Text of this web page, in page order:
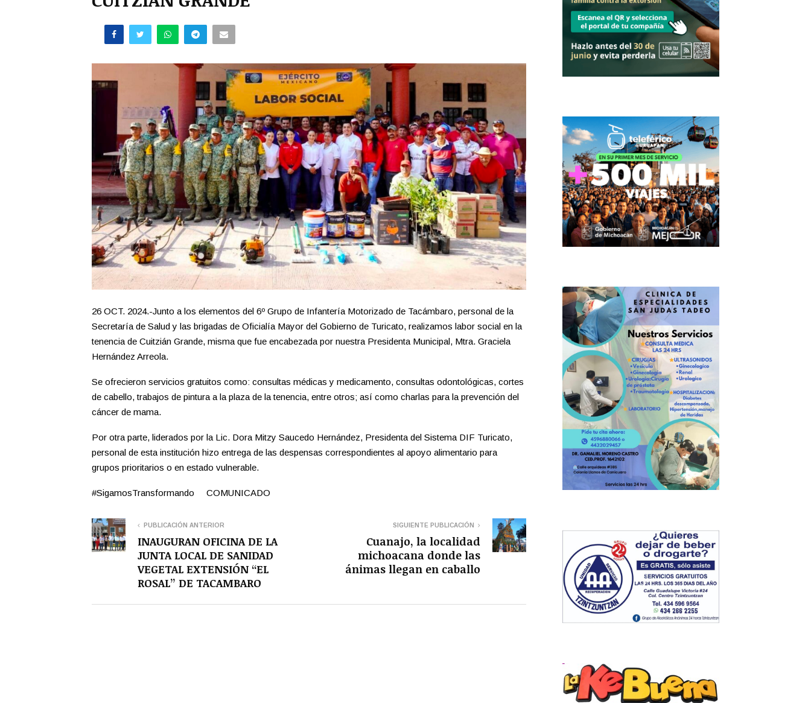
26 OCT. 2024.-Junto a los elementos del 6º Grupo de Infantería Motorizado de Tacámbaro, personal de la
Secretaría de Salud y las brigadas de Oficialía Mayor del Gobierno de Turicato, realizamos labor social en la
tenencia de Cuitzián Grande, misma que fue encabezada por nuestra Presidenta Municipal, Mtra. Graciela
Hernández Arreola.
Se ofrecieron servicios gratuitos como: consultas médicas y medicamento, consultas odontológicas, cortes
de cabello, trabajos de pintura a la plaza de la tenencia, entre otros; así como charlas para la prevención del
cáncer de mama.
Por otra parte, liderados por la Lic. Dora Mitzy Saucedo Hernández, Presidenta del Sistema DIF Turicato,
personal de esta institución hizo entrega de las despensas correspondientes al apoyo alimentario para
grupos prioritarios o en estado vulnerable.
#SigamosTransformando COMUNICADO
PUBLICACIÓN ANTERIOR
INAUGURAN OFICINA DE LA
JUNTA LOCAL DE SANIDAD
VEGETAL EXTENSIÓN “EL
ROSAL” DE TACAMBARO
SIGUIENTE PUBLICACIÓN
Cuanajo, la localidad
michoacana donde las
ánimas llegan en caballo